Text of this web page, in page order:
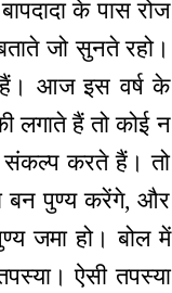
के पास रोज
जो सुनते रहो।
हैं। आज इस वर्ष के
लगाते हैं तो कोई न
संकल्प करते हैं। तो
बन पुण्य करेंगे, और
जमा हो। बोल में
ऐसी तपस्या